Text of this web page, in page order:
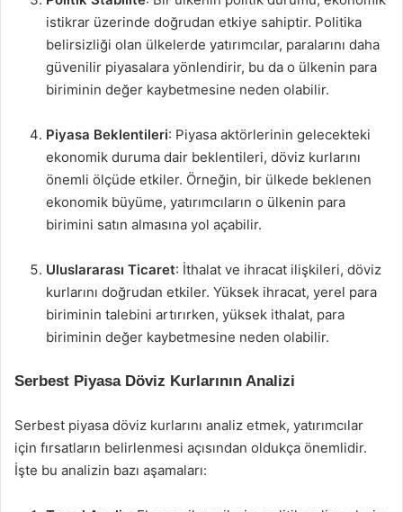
istikrar üzerinde doğrudan etkiye sahiptir. Politika
belirsizliği olan ülkelerde yatırımcılar, paralarını daha
güvenilir piyasalara yönlendirir, bu da o ülkenin para
biriminin değer kaybetmesine neden olabilir.
Piyasa Beklentileri: Piyasa aktörlerinin gelecekteki
ekonomik duruma dair beklentileri, döviz kurlarını
önemli ölçüde etkiler. Örneğin, bir ülkede beklenen
ekonomik büyüme, yatırımcıların o ülkenin para
birimini satın almasına yol açabilir.
Uluslararası Ticaret: İthalat ve ihracat ilişkileri, döviz
kurlarını doğrudan etkiler. Yüksek ihracat, yerel para
biriminin talebini artırırken, yüksek ithalat, para
biriminin değer kaybetmesine neden olabilir.
Serbest Piyasa Döviz Kurlarının Analizi
Serbest piyasa döviz kurlarını analiz etmek, yatırımcılar
için fırsatların belirlenmesi açısından oldukça önemlidir.
İşte bu analizin bazı aşamaları: